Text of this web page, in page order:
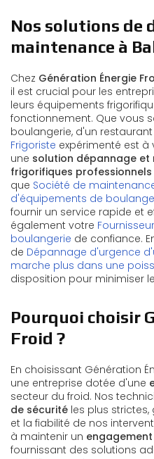
Nos solutions de
maintenance à
Chez Génération Énergie
il est crucial pour les
leurs équipements
fonctionnement. Que vous
boulangerie, d'un
Frigoriste expérimenté est
une solution dépannage et
frigorifiques professionnels
que Société de
d'équipements de
fournir un service rapide et
également votre
boulangerie de confiance.
de Dépannage d'urgence
marche plus dans une
disposition pour minimiser
Pourquoi choisir
Froid ?
En choisissant Génération
une entreprise dotée d'une
secteur du froid. Nos
de sécurité les plus
et la fiabilité de nos
à maintenir un
fournissant des solutions